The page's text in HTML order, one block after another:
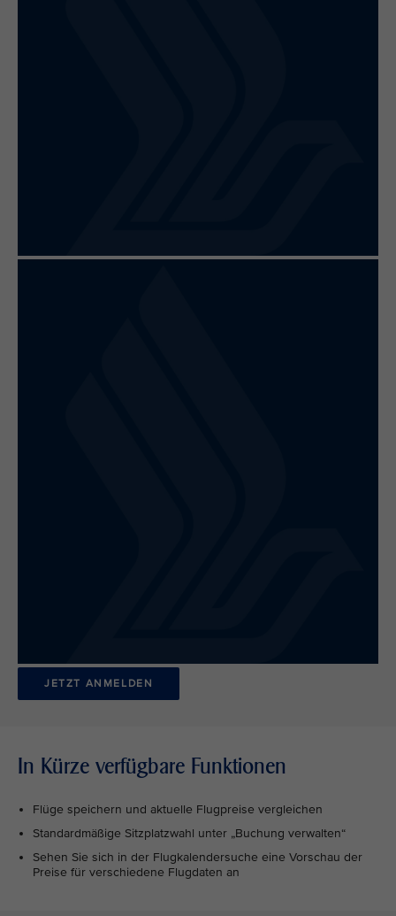
JETZT ANMELDEN
In Kürze verfügbare Funktionen
Flüge speichern und aktuelle Flugpreise vergleichen
Standardmäßige Sitzplatzwahl unter „Buchung verwalten“
Sehen Sie sich in der Flugkalendersuche eine Vorschau der
Preise für verschiedene Flugdaten an